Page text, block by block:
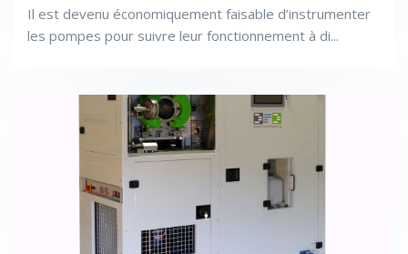
Il est devenu économiquement faisable d’instrumenter
les pompes pour suivre leur fonctionnement à di...